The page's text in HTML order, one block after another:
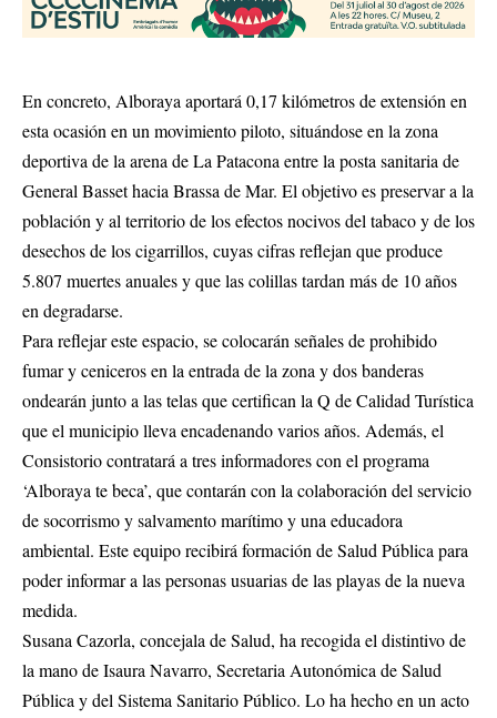
En concreto, Alboraya aportará 0,17 kilómetros de extensión en
esta ocasión en un movimiento piloto, situándose en la zona
deportiva de la arena de La Patacona entre la posta sanitaria de
General Basset hacia Brassa de Mar. El objetivo es preservar a la
población y al territorio de los efectos nocivos del tabaco y de los
desechos de los cigarrillos, cuyas cifras reflejan que produce
5.807 muertes anuales y que las colillas tardan más de 10 años
en degradarse.
Para reflejar este espacio, se colocarán señales de prohibido
fumar y ceniceros en la entrada de la zona y dos banderas
ondearán junto a las telas que certifican la Q de Calidad Turística
que el municipio lleva encadenando varios años. Además, el
Consistorio contratará a tres informadores con el programa
‘Alboraya te beca’, que contarán con la colaboración del servicio
de socorrismo y salvamento marítimo y una educadora
ambiental. Este equipo recibirá formación de Salud Pública para
poder informar a las personas usuarias de las playas de la nueva
medida.
Susana Cazorla, concejala de Salud, ha recogida el distintivo de
la mano de Isaura Navarro, Secretaria Autonómica de Salud
Pública y del Sistema Sanitario Público. Lo ha hecho en un acto